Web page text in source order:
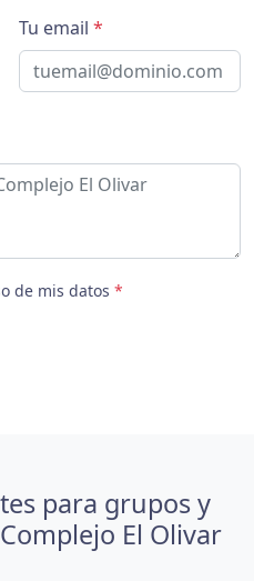
Tu email *
de mis datos *
para grupos y
El Olivar